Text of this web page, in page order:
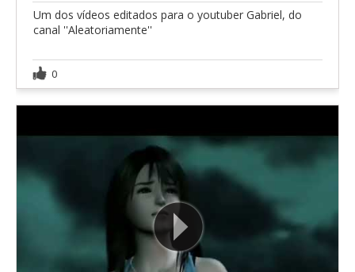
Um dos vídeos editados para o youtuber Gabriel, do
canal ''Aleatoriamente''
0